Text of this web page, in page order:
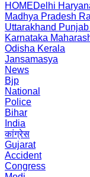
HOMEDelhi
Madhya Pradesh
Uttarakhand Punjab
Karnataka
Odisha Kerala
Jansamasya
News
Bjp
National
Police
Bihar
India
कांग्रेस
Gujarat
Accident
Congress